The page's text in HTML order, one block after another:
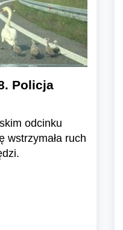
Policja
odcinku
wstrzymała ruch